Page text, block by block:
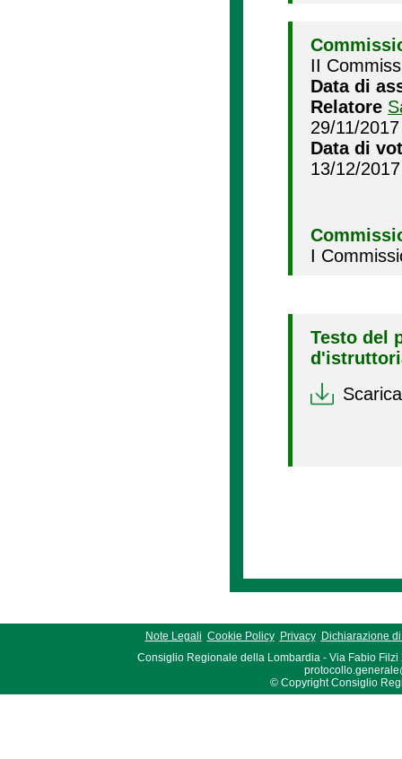
II
Data di
Relatore
29/11/2017
Data di
13/12/2017
I
Testo del
Note Legali Cookie Policy Privacy
Dichiarazione
Consiglio Regionale della Lombardia - Via Fabio Filzi
© Copyright Consiglio